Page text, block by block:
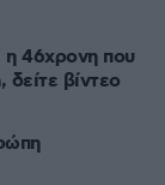
η 46χρονη που
δείτε βίντεο